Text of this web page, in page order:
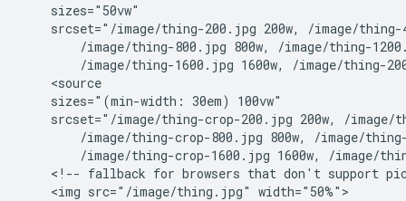
    sizes="50vw"
srcset="/image/thing-200.jpg 200w, /image/
/image/thing-800.jpg 800w, /image/thing-
/image/thing-1600.jpg 1600w, /image/thing-
    <source
    sizes="(min-width: 30em) 100vw"
srcset="/image/thing-crop-200.jpg 200w, /image/
/image/thing-crop-800.jpg 800w, /image/
/image/thing-crop-1600.jpg 1600w, /image/
<!-- fallback for browsers that don't support
    <img src="/image/thing.jpg" width="50%">